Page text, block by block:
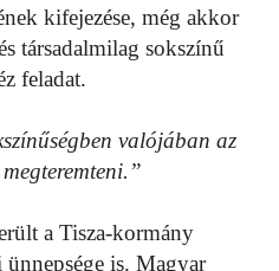
kifejezése, még akkor
társadalmilag sokszínű
feladat.
valójában az
a Tisza-kormány
is. Magyar